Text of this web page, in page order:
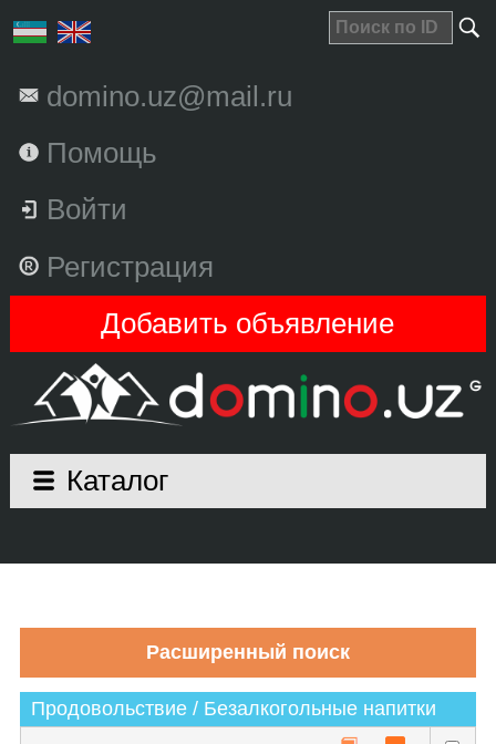
domino.uz@mail.ru
Помощь
Войти
Регистрация
Добавить объявление
Каталог
Продовольствие / Безалкогольные напитки